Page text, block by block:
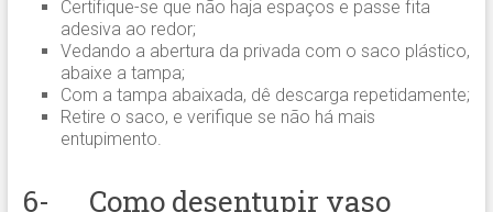
Certifique-se que não haja espaços e passe fita
adesiva ao redor;
Vedando a abertura da privada com o saco plástico,
abaixe a tampa;
Com a tampa abaixada, dê descarga repetidamente;
Retire o saco, e verifique se não há mais
entupimento.
6- Como desentupir vaso